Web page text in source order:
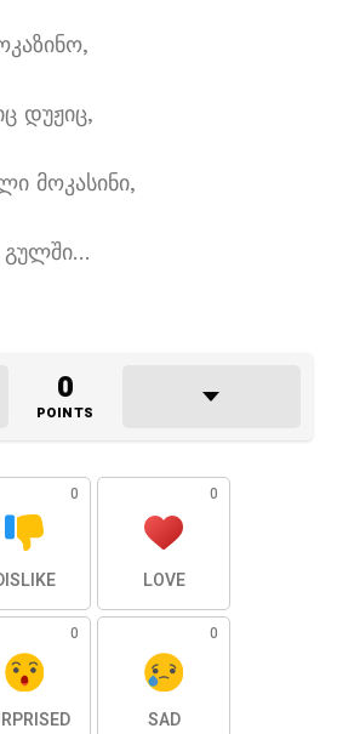
,
დუჟიც,
მოკასინი,
გულში…
0
POINTS
0 0
LOVE
0 0
SAD